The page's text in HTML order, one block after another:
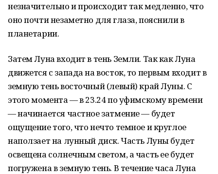
незначительно и происходит так медленно, что
оно почти незаметно для глаза, пояснили в
планетарии.
Затем Луна входит в тень Земли. Так как Луна
движется с запада на восток, то первым входит в
земную тень восточный (левый) край Луны. С
этого момента — в 23.24 по уфимскому времени
— начинается частное затмение — будет
ощущение того, что нечто темное и круглое
наползает на лунный диск. Часть Луны будет
освещена солнечным светом, а часть ее будет
погружена в земную тень. В течение часа Луна